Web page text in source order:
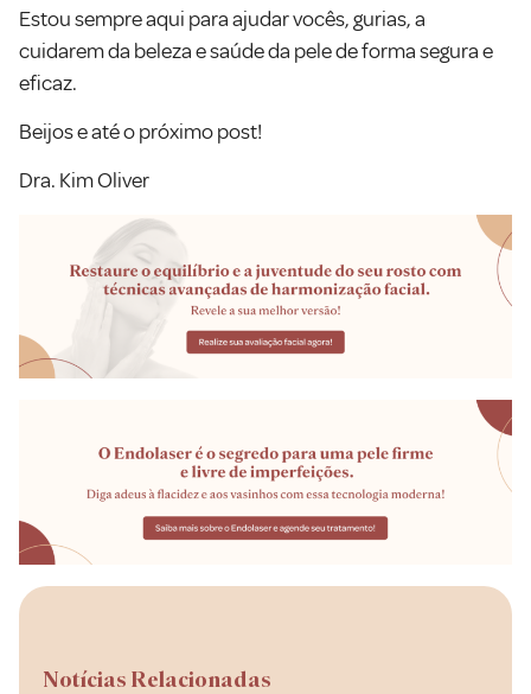
Estou sempre aqui para ajudar vocês, gurias, a
cuidarem da beleza e saúde da pele de forma segura e
eficaz.
Beijos e até o próximo post!
Dra. Kim Oliver
Notícias Relacionadas